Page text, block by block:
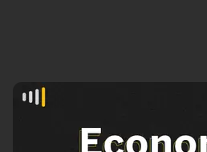
Agronegócios
Economia